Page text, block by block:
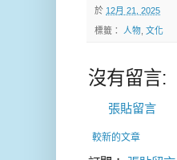
於 12月 21, 2025
標籤： 人物 文化
沒有留言:
張貼留言
較新的文章